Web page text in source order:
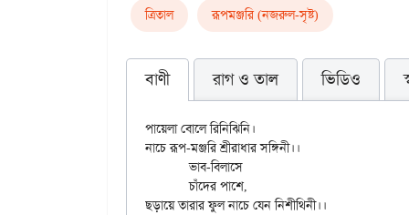
ত্রিতাল রূপমঞ্জরি (নজরুল-সৃষ্ট)
বাণী রাগ ও তাল ভিডিও
পায়েলা বোলে রিনিঝিনি।
নাচে রূপ-মঞ্জরি শ্রীরাধার সঙ্গিনী।।
	ভাব-বিলাসে
	চাঁদের পাশে,
ছড়ায়ে তারার ফুল নাচে যেন নিশীথিনী।।